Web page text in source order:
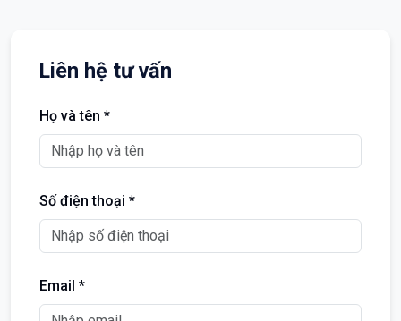
Liên hệ tư vấn
Họ và tên *
Số điện thoại *
Email *